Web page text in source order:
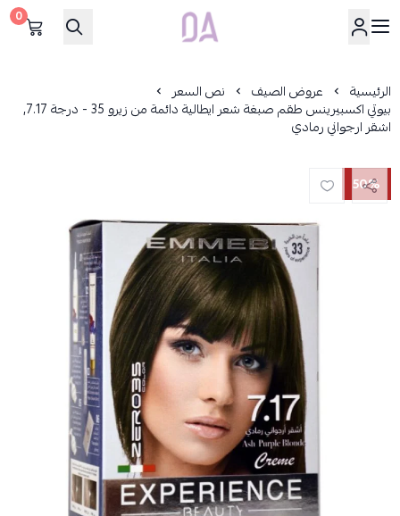
Dar Alamirat
0
الرئيسية عروض الصيف نص السعر
بيوتي اكسبيرينس طقم صبغة شعر ايطالية دائمة من زيرو 35 - درجة 7.17,
اشقر ارجواني رمادي
50%